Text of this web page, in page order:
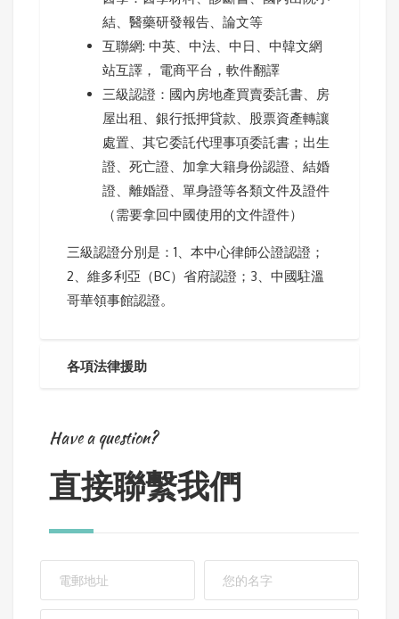
結、醫藥研發報告、論文等
互聯網: 中英、中法、中日、中韓文網
站互譯， 電商平台，軟件翻譯
三級認證：國內房地產買賣委託書、房
屋出租、銀行抵押貸款、股票資產轉讓
處置、其它委託代理事項委託書；出生
證、死亡證、加拿大籍身份認證、結婚
證、離婚證、單身證等各類文件及證件
（需要拿回中國使用的文件證件）
三級認證分別是：1、本中心律師公證認證；
2、維多利亞（BC）省府認證；3、中國駐溫
哥華領事館認證。
各項法律援助
Have a question?
直接聯繫我們